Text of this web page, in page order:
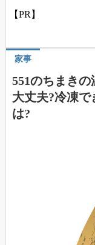
【PR】
家事
551のちまき
大丈夫?冷凍
は?